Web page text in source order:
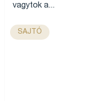
vagytok a...
SAJTÓ